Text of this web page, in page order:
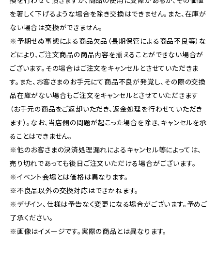
を著しく下げるような場合を除き交換はできません。また、在庫が
ない場合は交換ができません。
※予期せぬ事態による商品欠品（長期保管による商品不良等）な
どにより、ご注文商品の商品内容を揃えることができない場合が
ございます。その場合はご注文をキャンセルとさせていただきま
す。また、お客さまのお手元にて商品不良が発覚し、その際の交換
品在庫がない場合もご注文をキャンセルとさせていただきます
（お手元の商品をご返却いただき、返金処理を行わせていただき
ます）。なお、当店側の問題が起こった場合を除き、キャンセルを承
ることはできません。
※他のお客さまの決済処理漏れによるキャンセル等によっては、
売り切れであっても後日ご注文いただける場合がございます。
※イベント会場とは価格は異なります。
※不良品以外の交換対応はできかねます。
※デザイン、仕様は予告なく変更になる場合がございます。予めご
了承ください。
※画像はイメージです。実際の商品とは異なります。